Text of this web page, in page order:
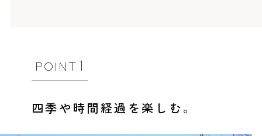
POINT1
四季や時間経過を楽しむ。